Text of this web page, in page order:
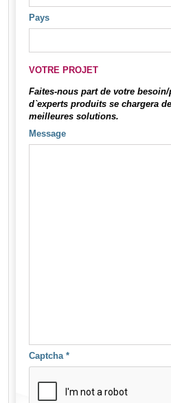
Pays
VOTRE PROJET
Faites-nous part de votre
d`experts produits se chargera
meilleures solutions.
Message
Captcha *